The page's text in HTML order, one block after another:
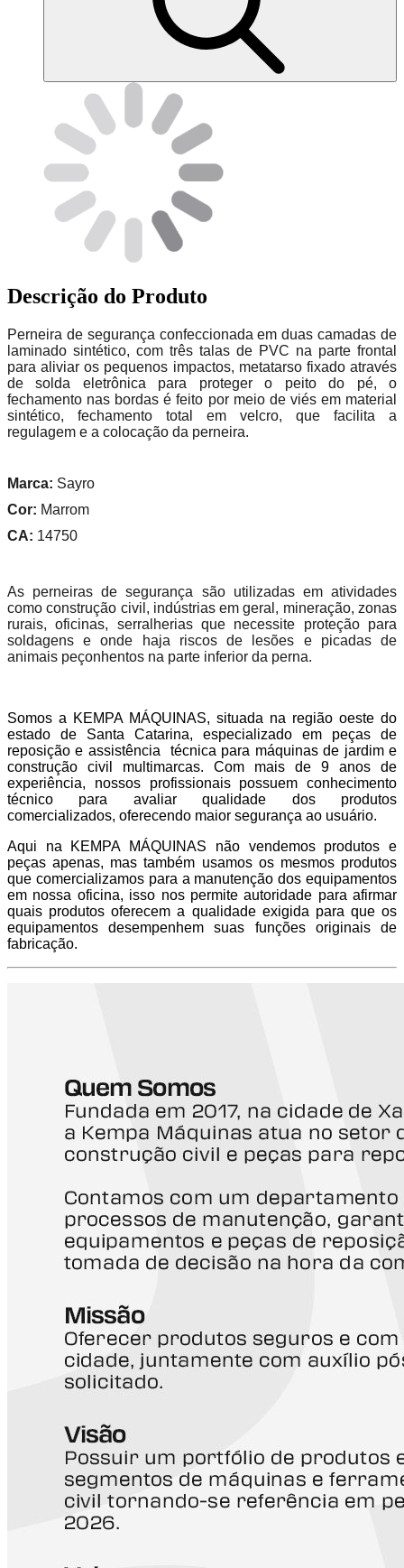
Descrição do Produto
Perneira de segurança confeccionada em duas camadas de
laminado sintético, com três talas de PVC na parte frontal
para aliviar os pequenos impactos, metatarso fixado através
de solda eletrônica para proteger o peito do pé, o
fechamento nas bordas é feito por meio de viés em material
sintético, fechamento total em velcro, que facilita a
regulagem e a colocação da perneira.
Marca: Sayro
Cor: Marrom
CA: 14750
As perneiras de segurança são utilizadas em atividades
como construção civil, indústrias em geral, mineração, zonas
rurais, oficinas, serralherias que necessite proteção para
soldagens e onde haja riscos de lesões e picadas de
animais peçonhentos na parte inferior da perna.
Somos a KEMPA MÁQUINAS, situada na região oeste do
estado de Santa Catarina, especializado em peças de
reposição e assistência técnica para máquinas de jardim e
construção civil multimarcas. Com mais de 9 anos de
experiência, nossos profissionais possuem conhecimento
técnico para avaliar qualidade dos produtos
comercializados, oferecendo maior segurança ao usuário.
Aqui na KEMPA MÁQUINAS não vendemos produtos e
peças apenas, mas também usamos os mesmos produtos
que comercializamos para a manutenção dos equipamentos
em nossa oficina, isso nos permite autoridade para afirmar
quais produtos oferecem a qualidade exigida para que os
equipamentos desempenhem suas funções originais de
fabricação.